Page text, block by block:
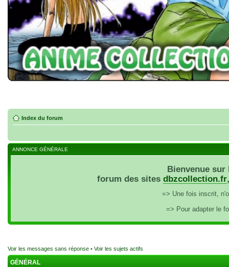
Index du forum
ANNONCE GÉNÉRALE
Bienvenue
forum des sites dbzcollection.fr
=> Une fois inscrit,
=> Pour adapter le
Voir les messages sans réponse • Voir les sujets actifs
GÉNÉRAL